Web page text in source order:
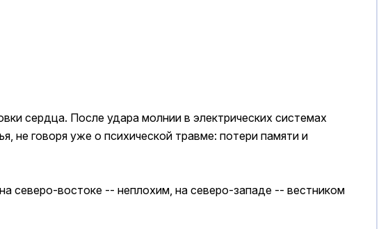
сердца. После удара молнии в электрических системах
не говоря уже о психической травме: потери памяти и
северо-востоке -- неплохим, на северо-западе -- вестником